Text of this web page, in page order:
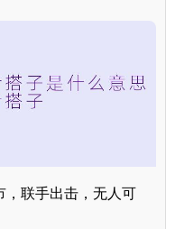
，联手出击，无人可